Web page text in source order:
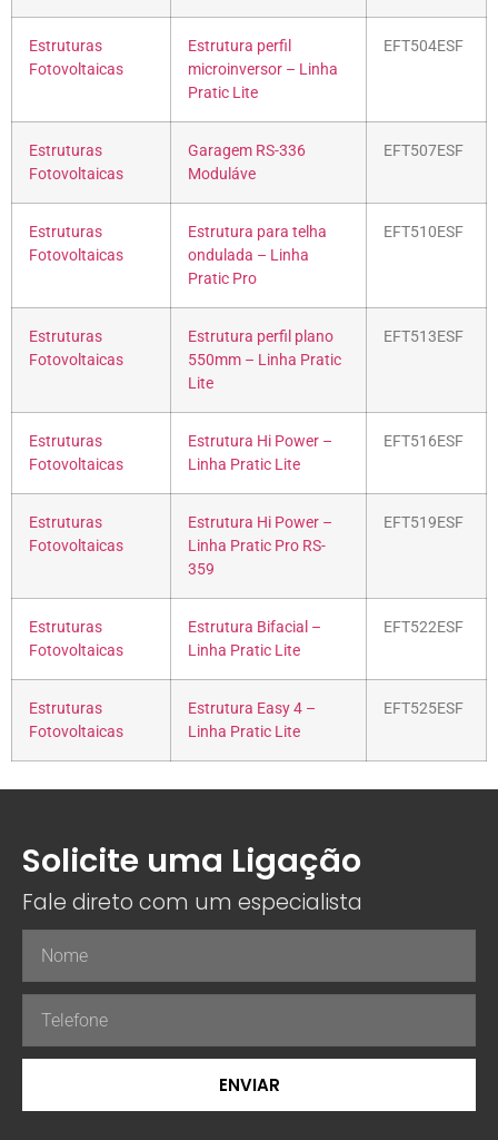
Estruturas
Fotovoltaicas
Estrutura perfil
microinversor – Linha
Pratic Lite
EFT504ESF
Estruturas
Fotovoltaicas
Garagem RS-336
Moduláve
EFT507ESF
Estruturas
Fotovoltaicas
Estrutura para telha
ondulada – Linha
Pratic Pro
EFT510ESF
Estruturas
Fotovoltaicas
Estrutura perfil plano
550mm – Linha Pratic
Lite
EFT513ESF
Estruturas
Fotovoltaicas
Estrutura Hi Power –
Linha Pratic Lite
EFT516ESF
Estruturas
Fotovoltaicas
Estrutura Hi Power –
Linha Pratic Pro RS-
359
EFT519ESF
Estruturas
Fotovoltaicas
Estrutura Bifacial –
Linha Pratic Lite
EFT522ESF
Estruturas
Fotovoltaicas
Estrutura Easy 4 –
Linha Pratic Lite
EFT525ESF
Solicite uma Ligação
Fale direto com um especialista
ENVIAR